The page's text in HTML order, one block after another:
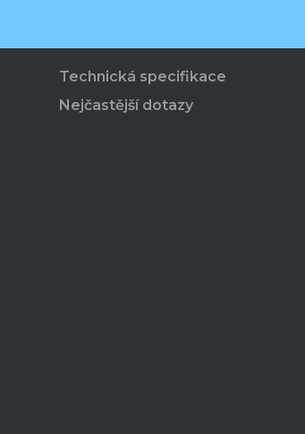
Technická specifikace
Nejčastější dotazy